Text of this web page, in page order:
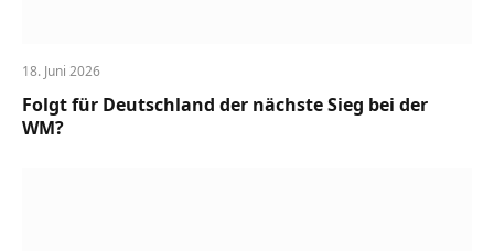
18. Juni 2026
Folgt für Deutschland der nächste Sieg bei der
WM?